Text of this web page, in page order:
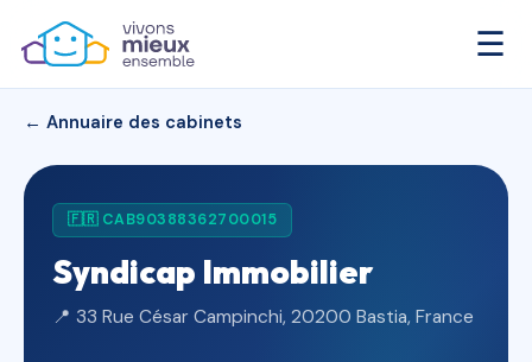
☰
← Annuaire des cabinets
🇫🇷 CAB90388362700015
Syndicap Immobilier
📍 33 Rue César Campinchi, 20200 Bastia, France